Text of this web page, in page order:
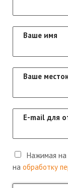
Ваше имя
Ваше
E-mail для
Нажимая на
на обработку